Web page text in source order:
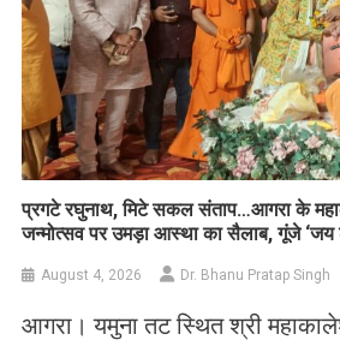
प्रगटे रघुनाथ, मिटे सकल संताप…आगरा के
जन्मोत्सव पर उमड़ा आस्था का सैलाब, गूंजे ‘जय
August 4, 2026 Dr. Bhanu Pratap Singh
आगरा। यमुना तट स्थित श्री